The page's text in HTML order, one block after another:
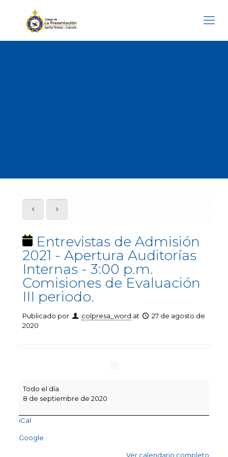
Entrevistas de Admisión
2021 - Apertura Auditorías
Internas - 3:00 p.m.
Comisiones de Evaluación
III periodo.
Publicado por colpresa_word at
27 de agosto de
2020
de
Admisión
-
Auditorías
Todo el día
8 de septiembre de 2020
iCal
Google
Ver calendario completo